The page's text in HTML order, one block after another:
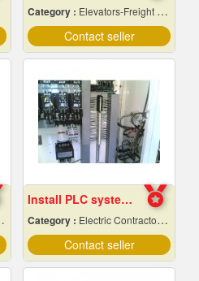
Category : Elevators-Freight & Passenger
Contact seller
Install PLC system Rayong
Category : Electric Contractors-Industrial & Residential
Contact seller